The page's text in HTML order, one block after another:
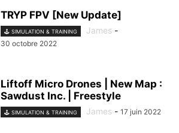
TRYP FPV [New Update]
🕹️ SIMULATION & TRAINING James -
30 octobre 2022
Liftoff Micro Drones | New Map :
Sawdust Inc. | Freestyle
🕹️ SIMULATION & TRAINING James - 17 juin 2022